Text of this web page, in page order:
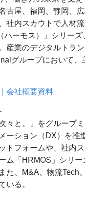
古屋、福岡、静岡、
社内スカウトで人材
ハーモス）」シリー
産業のデジタルトラ
グループにおいて
会社概要資料
々と。」をグループ
ーション（DX）を
トフォームや、社内
ム「HRMOS」シリ
た、M&A、物流
いる。